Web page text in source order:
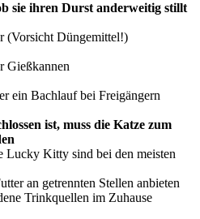
sie ihren Durst anderweitig stillt
(Vorsicht Düngemittel!)
Gießkannen
ein Bachlauf bei Freigängern
ist, muss die Katze zum
Lucky Kitty sind bei den meisten
an getrennten Stellen anbieten
Trinkquellen im Zuhause